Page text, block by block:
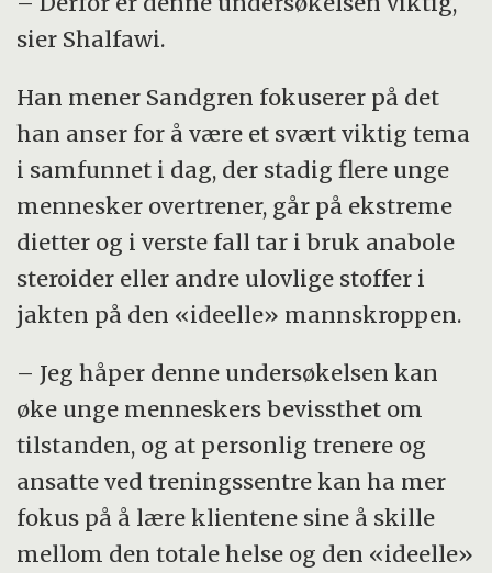
sier Shalfawi.
Han mener Sandgren fokuserer på det
han anser for å være et svært viktig tema
i samfunnet i dag, der stadig flere unge
mennesker overtrener, går på ekstreme
dietter og i verste fall tar i bruk anabole
steroider eller andre ulovlige stoffer i
jakten på den «ideelle» mannskroppen.
– Jeg håper denne undersøkelsen kan
øke unge menneskers bevissthet om
tilstanden, og at personlig trenere og
ansatte ved treningssentre kan ha mer
fokus på å lære klientene sine å skille
mellom den totale helse og den «ideelle»